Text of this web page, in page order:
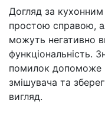
Догляд за
простою справою,
можуть негативно
функціональність.
помилок допоможе
змішувача та
вигляд.